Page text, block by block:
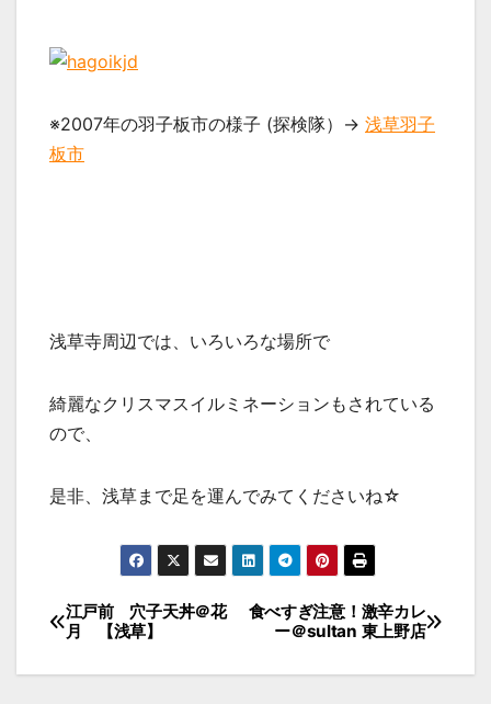
※2007年の羽子板市の様子 (探検隊）→ 浅草羽子
板市
浅草寺周辺では、いろいろな場所で
綺麗なクリスマスイルミネーションもされている
ので、
是非、浅草まで足を運んでみてくださいね☆
投
稿
ナ
食べすぎ注意！激辛カレ
ー＠sultan 東上野店
江戸前 穴子天丼＠花
月 【浅草】